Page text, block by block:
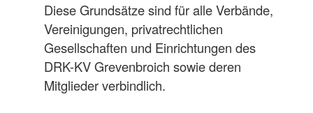
Diese Grundsätze sind für alle Verbände,
Vereinigungen, privatrechtlichen
Gesellschaften und Einrichtungen des
DRK-KV Grevenbroich sowie deren
Mitglieder verbindlich.